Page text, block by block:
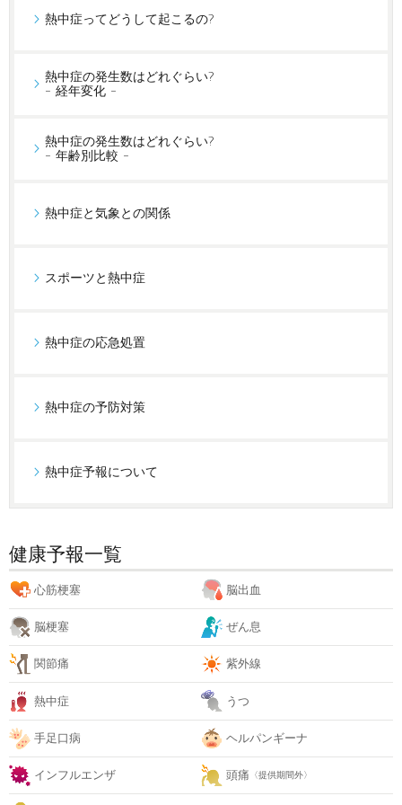
熱中症ってどうして起こるの?
熱中症の発生数はどれぐらい?
- 経年変化 -
熱中症の発生数はどれぐらい?
- 年齢別比較 -
熱中症と気象との関係
スポーツと熱中症
熱中症の応急処置
熱中症の予防対策
熱中症予報について
健康予報一覧
心筋梗塞 脳出血
脳梗塞 ぜん息
関節痛 紫外線
熱中症 うつ
手足口病 ヘルパンギーナ
インフルエンザ 頭痛 〈提供期間外〉